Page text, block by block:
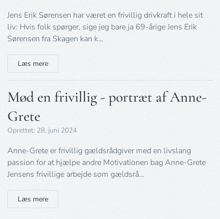
Jens Erik Sørensen har været en frivillig drivkraft i hele sit
liv: Hvis folk spørger, sige jeg bare ja 69-årige Jens Erik
Sørensen fra Skagen kan k…
Læs mere
Mød en frivillig - portræt af Anne-
Grete
Oprettet: 28. juni 2024
Anne-Grete er frivillig gældsrådgiver med en livslang
passion for at hjælpe andre Motivationen bag Anne-Grete
Jensens frivillige arbejde som gældsrå…
Læs mere